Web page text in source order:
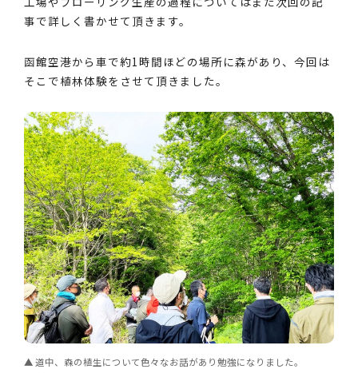
事で詳しく書かせて頂きます。
函館空港から車で約1時間ほどの場所に森があり、今回は
そこで植林体験をさせて頂きました。
道中、森の植生について色々なお話があり勉強になりました。